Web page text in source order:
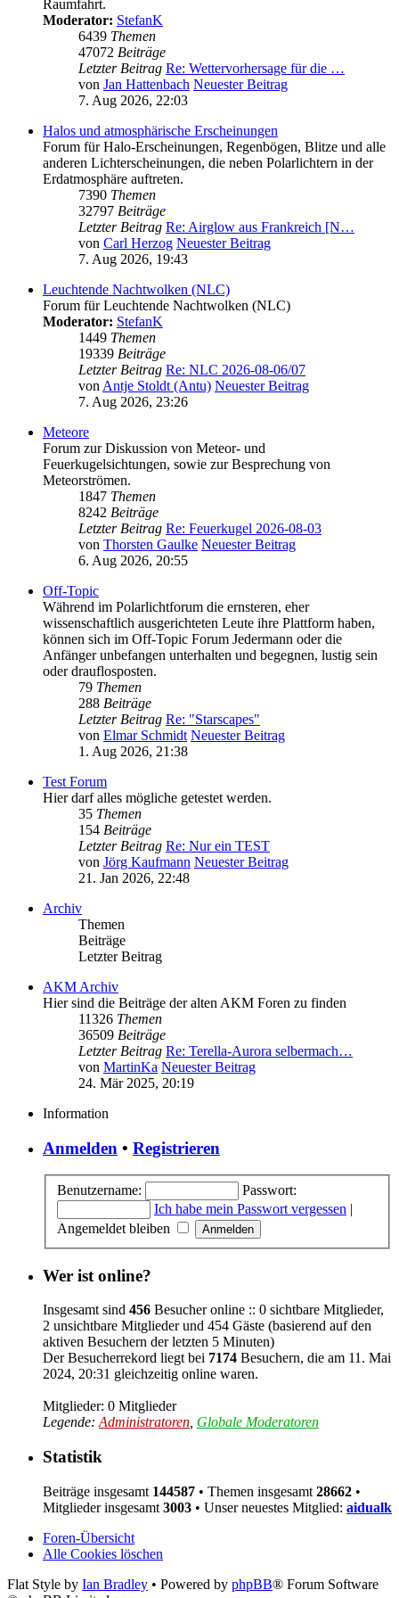
Raumfahrt.
Moderator: StefanK
6439 Themen
47072 Beiträge
Letzter Beitrag Re: Wettervorhersage für die …
von Jan Hattenbach Neuester Beitrag
7. Aug 2026, 22:03
Halos und atmosphärische Erscheinungen
Forum für Halo-Erscheinungen, Regenbögen, Blitze und alle
anderen Lichterscheinungen, die neben Polarlichtern in der
Erdatmosphäre auftreten.
7390 Themen
32797 Beiträge
Letzter Beitrag Re: Airglow aus Frankreich [N…
von Carl Herzog Neuester Beitrag
7. Aug 2026, 19:43
Leuchtende Nachtwolken (NLC)
Forum für Leuchtende Nachtwolken (NLC)
Moderator: StefanK
1449 Themen
19339 Beiträge
Letzter Beitrag Re: NLC 2026-08-06/07
von Antje Stoldt (Antu) Neuester Beitrag
7. Aug 2026, 23:26
Meteore
Forum zur Diskussion von Meteor- und
Feuerkugelsichtungen, sowie zur Besprechung von
Meteorströmen.
1847 Themen
8242 Beiträge
Letzter Beitrag Re: Feuerkugel 2026-08-03
von Thorsten Gaulke Neuester Beitrag
6. Aug 2026, 20:55
Off-Topic
Während im Polarlichtforum die ernsteren, eher
wissenschaftlich ausgerichteten Leute ihre Plattform haben,
können sich im Off-Topic Forum Jedermann oder die
Anfänger unbefangen unterhalten und begegnen, lustig sein
oder drauflosposten.
79 Themen
288 Beiträge
Letzter Beitrag Re: "Starscapes"
von Elmar Schmidt Neuester Beitrag
1. Aug 2026, 21:38
Test Forum
Hier darf alles mögliche getestet werden.
35 Themen
154 Beiträge
Letzter Beitrag Re: Nur ein TEST
von Jörg Kaufmann Neuester Beitrag
21. Jan 2026, 22:48
Archiv
Themen
Beiträge
Letzter Beitrag
AKM Archiv
Hier sind die Beiträge der alten AKM Foren zu finden
11326 Themen
36509 Beiträge
Letzter Beitrag Re: Terella-Aurora selbermach…
von MartinKa Neuester Beitrag
24. Mär 2025, 20:19
Information
Anmelden • Registrieren
Benutzername:
Passwort:
Ich habe mein Passwort vergessen |
Angemeldet bleiben
Wer ist online?
Insgesamt sind 456 Besucher online :: 0 sichtbare Mitglieder,
2 unsichtbare Mitglieder und 454 Gäste (basierend auf den
aktiven Besuchern der letzten 5 Minuten)
Der Besucherrekord liegt bei 7174 Besuchern, die am 11. Mai
2024, 20:31 gleichzeitig online waren.
Mitglieder: 0 Mitglieder
Legende: Administratoren Globale Moderatoren
Statistik
Beiträge insgesamt 144587 • Themen insgesamt 28662 •
Mitglieder insgesamt 3003 • Unser neuestes Mitglied: aidualk
Foren-Übersicht
Alle Cookies löschen
Flat Style by Ian Bradley • Powered by phpBB® Forum Software